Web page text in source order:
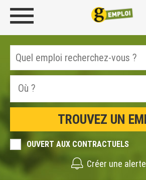
OUVERT AUX CONTRACTUELS
Créer une alerte